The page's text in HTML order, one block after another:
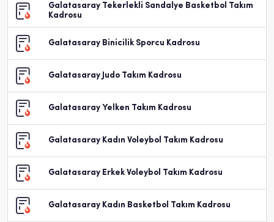
Galatasaray Tekerlekli Sandalye Basketbol Takım
Kadrosu
Galatasaray Binicilik Sporcu Kadrosu
Galatasaray Judo Takım Kadrosu
Galatasaray Yelken Takım Kadrosu
Galatasaray Kadın Voleybol Takım Kadrosu
Galatasaray Erkek Voleybol Takım Kadrosu
Galatasaray Kadın Basketbol Takım Kadrosu